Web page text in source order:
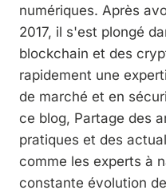
numériques. Après
2017, il s'est plongé
blockchain et des
rapidement une
de marché et en
ce blog, Partage des
pratiques et des
comme les experts à
constante évolution